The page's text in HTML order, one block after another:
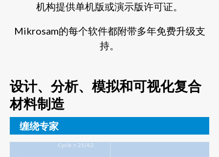
机构提供单机版或演示版许可证。
Mikrosam的每个软件都附带多年免费升级支
持。
设计、分析、模拟和可视化复合
材料制造
缠绕专家